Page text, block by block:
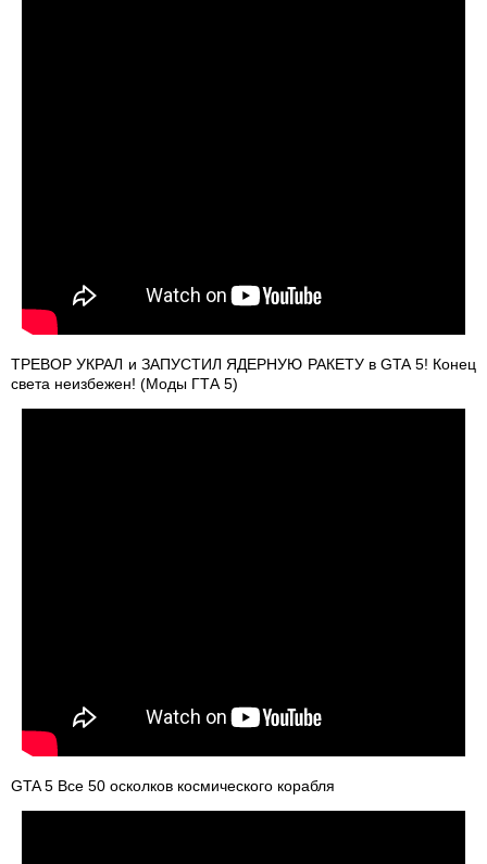
ТРЕВОР УКРАЛ и ЗАПУСТИЛ ЯДЕРНУЮ РАКЕТУ в GTA 5! Конец
света неизбежен! (Моды ГТА 5)
GTA 5 Все 50 осколков космического корабля